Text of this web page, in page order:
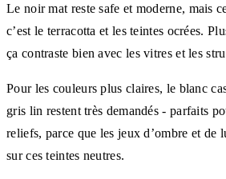
Le noir mat reste safe et moderne, mais
c’est le terracotta et les teintes ocrées.
ça contraste bien avec les vitres et les
Pour les couleurs plus claires, le blanc
gris lin restent très demandés - parfaits
reliefs, parce que les jeux d’ombre et de
sur ces teintes neutres.